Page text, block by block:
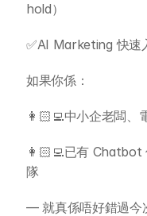
hold）
✅AI Marketing 快速
如果你係：
👩🏻‍💻中小企老闆、
👩🏻‍💻已有 Chatbot
隊
— 就真係唔好錯過今
AI Builder
AI 應用主